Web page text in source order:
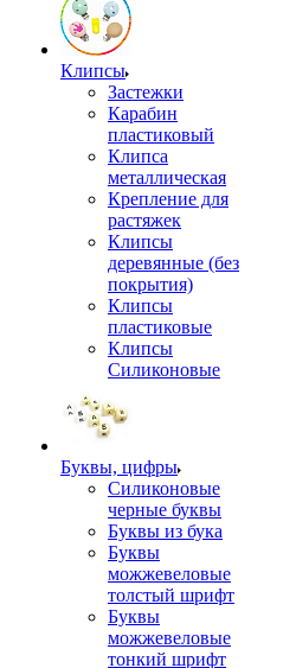
Клипсы
Застежки
Карабин
пластиковый
Клипса
металлическая
Крепление для
растяжек
Клипсы
деревянные (без
покрытия)
Клипсы
пластиковые
Клипсы
Силиконовые
Буквы, цифры
Силиконовые
черные буквы
Буквы из бука
Буквы
можжевеловые
толстый шрифт
Буквы
можжевеловые
тонкий шрифт